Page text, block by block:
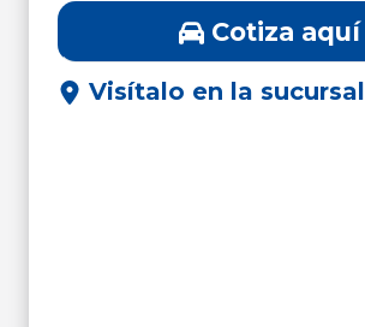
Cotiza aquí
Visítalo en la sucursal